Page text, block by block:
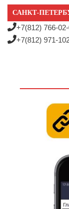
САНКТ-
+7(812) 766-
+7(812) 971-